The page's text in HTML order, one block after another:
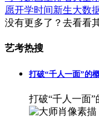
愿开学时间新生大数
没有更多了？去看看
艺考热搜
打破“千人一面”的
打破“千人一面